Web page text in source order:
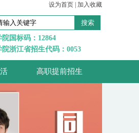
设为首页 加入收藏
院国标码：12864
院浙江省招生代码：0053
高职提前招生